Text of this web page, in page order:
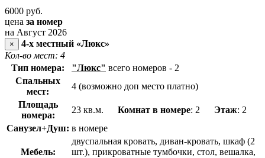
6000 руб.
цена за номер
на Август 2026
×
4-х местный «Люкс»
Кол-во мест: 4
Тип номера:
"Люкс" всего номеров - 2
Спальных
мест:
4 (возможно доп место платно)
Площадь
номера:
23 кв.м. Комнат в номере: 2 Этаж: 2
Санузел+Душ: в номере
Мебель:
двуспальная кровать, диван-кровать, шкаф (2
шт.), прикроватные тумбочки, стол, вешалка,